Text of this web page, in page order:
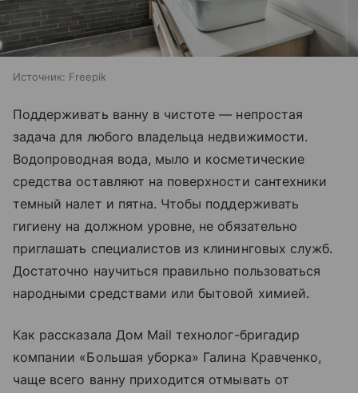
Источник: Freepik
Поддерживать ванну в чистоте — непростая
задача для любого владельца недвижимости.
Водопроводная вода, мыло и косметические
средства оставляют на поверхности сантехники
темный налет и пятна. Чтобы поддерживать
гигиену на должном уровне, не обязательно
приглашать специалистов из клининговых служб.
Достаточно научиться правильно пользоваться
народными средствами или бытовой химией.
Как рассказала Дом Mail технолог-бригадир
компании «Большая уборка» Галина Кравченко,
чаще всего ванну приходится отмывать от